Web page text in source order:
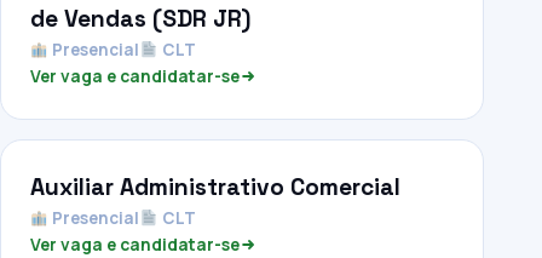
de Vendas (SDR JR)
Presencial CLT
Ver vaga e candidatar-se
Auxiliar Administrativo Comercial
Presencial CLT
Ver vaga e candidatar-se